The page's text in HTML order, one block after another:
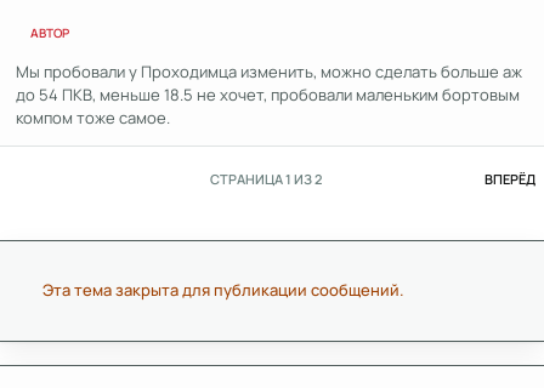
АВТОР
Мы пробовали у Проходимца изменить, можно сделать больше аж
до 54 ПКВ, меньше 18.5 не хочет, пробовали маленьким бортовым
компом тоже самое.
ВПЕРЁД
СТРАНИЦА 1 ИЗ 2
Эта тема закрыта для публикации сообщений.